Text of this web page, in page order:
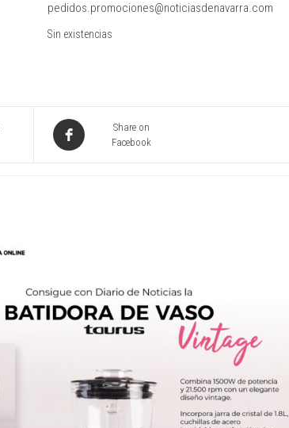
pedidos.promociones@noticiasdenavarra.com
Sin existencias
Share on
Facebook